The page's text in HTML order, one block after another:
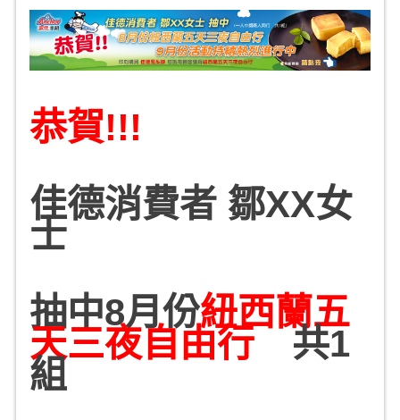
恭賀!!!
佳德消費者 鄒XX女
士
抽中8月份紐西蘭五
天三夜自由行 共1
組